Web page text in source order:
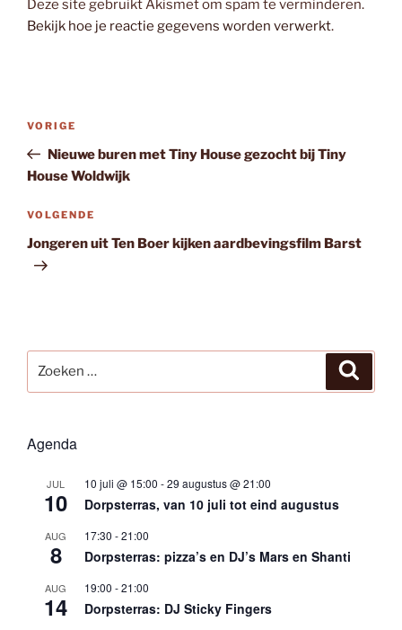
Deze site gebruikt Akismet om spam te verminderen.
Bekijk hoe je reactie gegevens worden verwerkt.
Vorig
bericht
VORIGE
Nieuwe buren met Tiny House gezocht bij Tiny
House Woldwijk
Volgend
bericht
VOLGENDE
Jongeren uit Ten Boer kijken aardbevingsfilm Barst
naar:
Agenda
JUL
10
10 juli @ 15:00 -29 augustus @ 21:00
Dorpsterras, van 10 juli tot eind augustus
AUG
8
17:30 -21:00
Dorpsterras: pizza’s en DJ’s Mars en Shanti
AUG
14
19:00 -21:00
Dorpsterras: DJ Sticky Fingers